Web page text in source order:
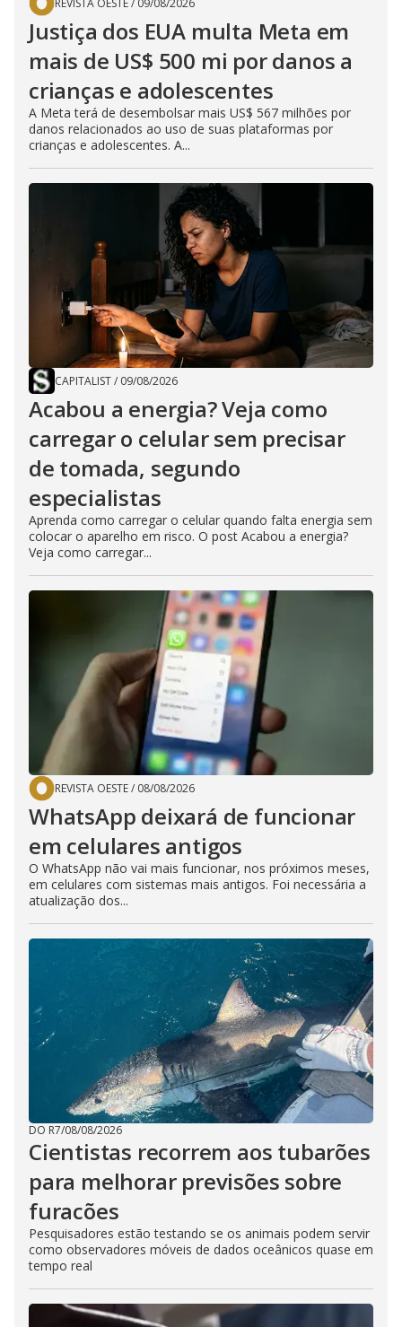
Justiça dos EUA multa Meta em
mais de US$ 500 mi por danos a
crianças e adolescentes
A Meta terá de desembolsar mais US$ 567 milhões por
danos relacionados ao uso de suas plataformas por
crianças e adolescentes. A...
CAPITALIST/ 09/08/2026
Acabou a energia? Veja como
carregar o celular sem precisar
de tomada, segundo
especialistas
Aprenda como carregar o celular quando falta energia sem
colocar o aparelho em risco. O post Acabou a energia?
Veja como carregar...
REVISTA OESTE/ 08/08/2026
WhatsApp deixará de funcionar
em celulares antigos
O WhatsApp não vai mais funcionar, nos próximos meses,
em celulares com sistemas mais antigos. Foi necessária a
atualização dos...
DO R7/08/08/2026
Cientistas recorrem aos tubarões
para melhorar previsões sobre
furacões
Pesquisadores estão testando se os animais podem servir
como observadores móveis de dados oceânicos quase em
tempo real